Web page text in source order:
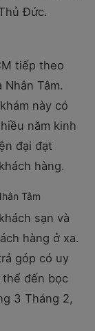
Đức.
tiếp theo
Tâm.
này có
năm kinh
đại đạt
hàng.
Tâm
sạn và
hàng ở xa.
góp có uy
đến bọc
3 Tháng 2,